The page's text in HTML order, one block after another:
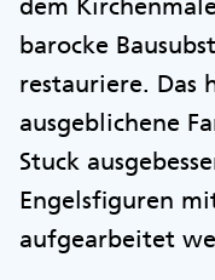
dem
barocke
restauriere. Das
ausgeblichene
Stuck
Engelsfiguren
aufgearbeitet